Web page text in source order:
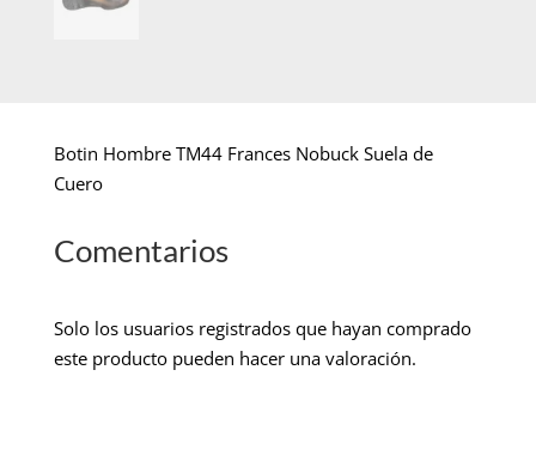
Botin Hombre TM44 Frances Nobuck Suela de
Cuero
Comentarios
Solo los usuarios registrados que hayan comprado
este producto pueden hacer una valoración.